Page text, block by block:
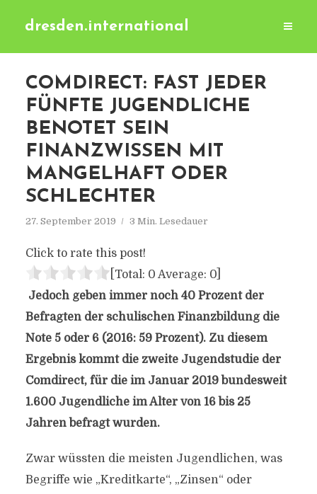
dresden.international
COMDIRECT: FAST JEDER
FÜNFTE JUGENDLICHE
BENOTET SEIN
FINANZWISSEN MIT
MANGELHAFT ODER
SCHLECHTER
27. September 2019 3 Min. Lesedauer
Click to rate this post!
[Total: 0 Average: 0]
Jedoch geben immer noch 40 Prozent der
Befragten der schulischen Finanzbildung die
Note 5 oder 6 (2016: 59 Prozent). Zu diesem
Ergebnis kommt die zweite Jugendstudie der
Comdirect, für die im Januar 2019 bundesweit
1.600 Jugendliche im Alter von 16 bis 25
Jahren befragt wurden.
Zwar wüssten die meisten Jugendlichen, was
Begriffe wie „Kreditkarte“, „Zinsen“ oder